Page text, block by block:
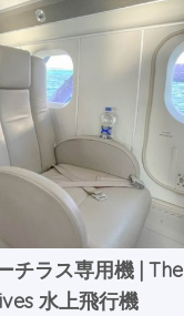
チラス専用機 | The
水上飛行機